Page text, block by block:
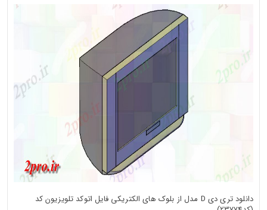
دانلود تری دی D مدل از بلوک های الکتریکی فایل اتوکد تلویزیون کد